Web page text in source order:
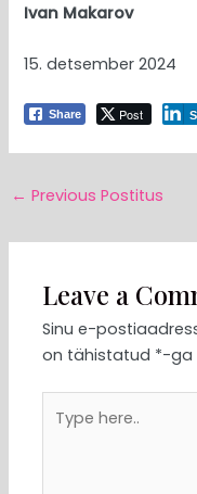
Ivan Makarov
15. detsember 2024
Share Post
← Previous Postitus
Leave a
Sinu e-
on tähistatud *-ga
here..